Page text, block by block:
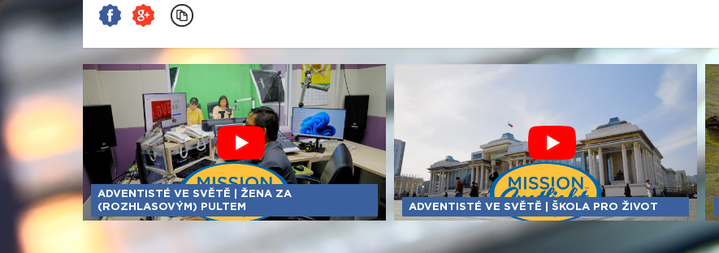
ADVENTISTÉ VE SVĚTĚ | ŽENA ZA
(ROZHLASOVÝM) PULTEM
ADVENTISTÉ VE SVĚTĚ | ŠKOLA PRO ŽIVOT